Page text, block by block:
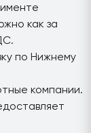
как за
по Нижнему
компании.